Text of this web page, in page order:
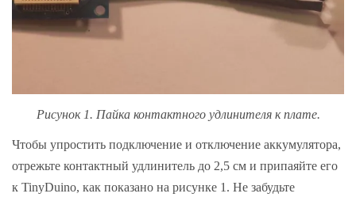
Рисунок 1. Пайка контактного удлинителя к плате.
Чтобы упростить подключение и отключение аккумулятора,
отрежьте контактный удлинитель до 2,5 см и припаяйте его
к TinyDuino, как показано на рисунке 1. Не забудьте